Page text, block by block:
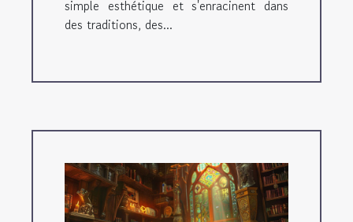
simple esthétique et s'enracinent dans
des traditions, des...